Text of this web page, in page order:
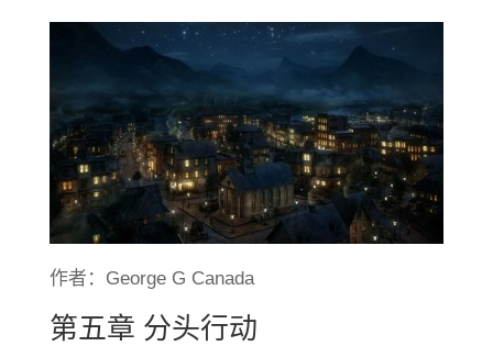
作者：George G Canada
第五章 分头行动